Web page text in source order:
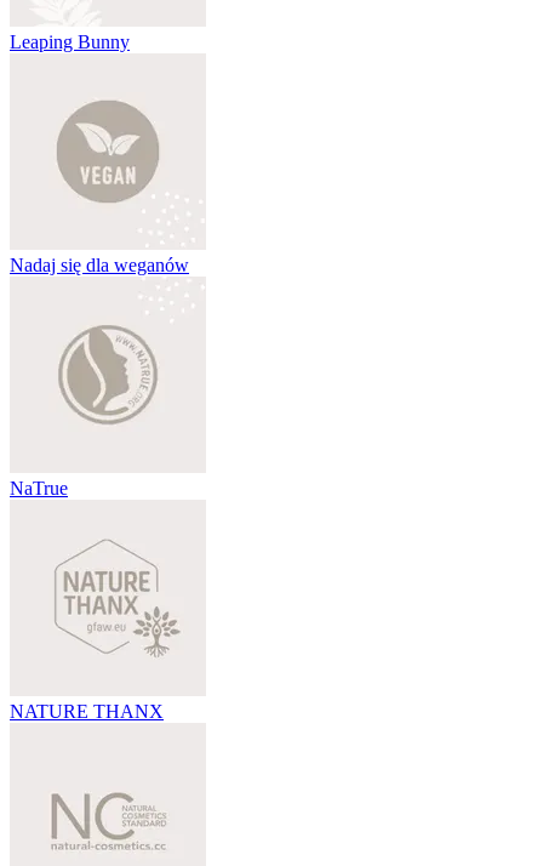
Leaping Bunny
Nadaj się dla weganów
NaTrue
NATURE THANX